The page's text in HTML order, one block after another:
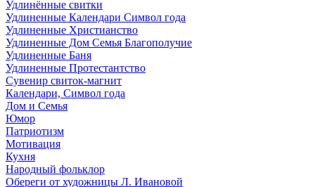
Удлинённые свитки
Удлиненные Календари Символ года
Удлиненные Христианство
Удлиненные Дом Семья Благополучие
Удлиненные Баня
Удлиненные Протестантство
Сувенир свиток-магнит
Календари, Символ года
Дом и Семья
Юмор
Патриотизм
Мотивация
Кухня
Народный фольклор
Обереги от художницы Л. Ивановой